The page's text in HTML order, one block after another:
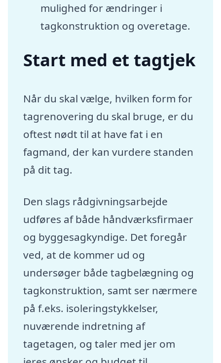
mulighed for ændringer i
tagkonstruktion og overetage.
Start med et tagtjek
Når du skal vælge, hvilken form for
tagrenovering du skal bruge, er du
oftest nødt til at have fat i en
fagmand, der kan vurdere standen
på dit tag.
Den slags rådgivningsarbejde
udføres af både håndværksfirmaer
og byggesagkyndige. Det foregår
ved, at de kommer ud og
undersøger både tagbelægning og
tagkonstruktion, samt ser nærmere
på f.eks. isoleringstykkelser,
nuværende indretning af
tagetagen, og taler med jer om